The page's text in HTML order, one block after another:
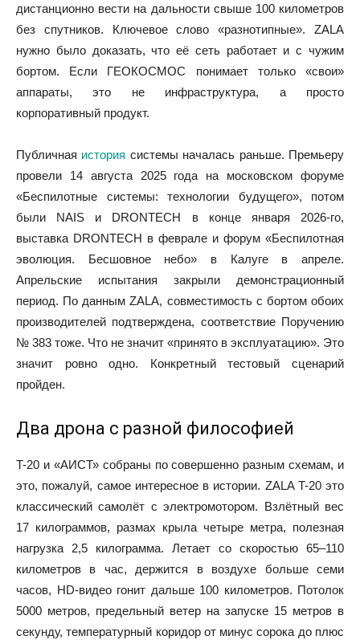
дистанционно вести на дальности свыше 100 километров
без спутников. Ключевое слово «разнотипные». ZALA
нужно было доказать, что её сеть работает и с чужим
бортом. Если ГЕОКОСМОС понимает только «свои»
аппараты, это не инфраструктура, а просто
корпоративный продукт.
Публичная история системы началась раньше. Премьеру
провели 14 августа 2025 года на московском форуме
«Беспилотные системы: технологии будущего», потом
были NAIS и DRONTECH в конце января 2026-го,
выставка DRONTECH в феврале и форум «Беспилотная
эволюция. Бесшовное небо» в Калуге в апреле.
Апрельские испытания закрыли демонстрационный
период. По данным ZALA, совместимость с бортом обоих
производителей подтверждена, соответствие Поручению
№ 383 тоже. Что не значит «принято в эксплуатацию». Это
значит ровно одно. Конкретный тестовый сценарий
пройден.
Два дрона с разной философией
T-20 и «АИСТ» собраны по совершенно разным схемам, и
это, пожалуй, самое интересное в истории. ZALA T-20 это
классический самолёт с электромотором. Взлётный вес
17 килограммов, размах крыла четыре метра, полезная
нагрузка 2,5 килограмма. Летает со скоростью 65–110
километров в час, держится в воздухе больше семи
часов, HD-видео гонит дальше 100 километров. Потолок
5000 метров, предельный ветер на запуске 15 метров в
секунду, температурный коридор от минус сорока до плюс